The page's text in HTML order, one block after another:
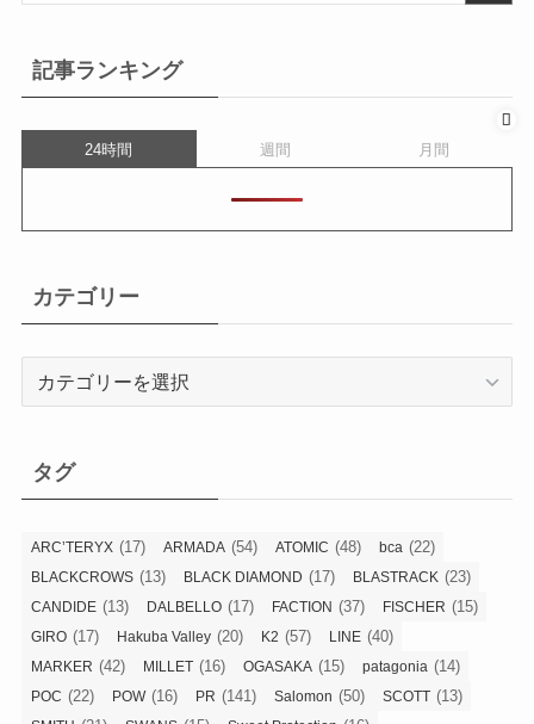
記事ランキング
24時間 週間 月間
カテゴリー
ー
タグ
ARC’TERYX (17) ARMADA (54) ATOMIC (48) bca (22)
BLACKCROWS (13) BLACK DIAMOND (17) BLASTRACK (23)
CANDIDE (13) DALBELLO (17) FACTION (37) FISCHER (15)
GIRO (17) Hakuba Valley (20) K2 (57) LINE (40)
MARKER (42) MILLET (16) OGASAKA (15) patagonia (14)
POC (22) POW(16) PR (141) Salomon (50) SCOTT (13)